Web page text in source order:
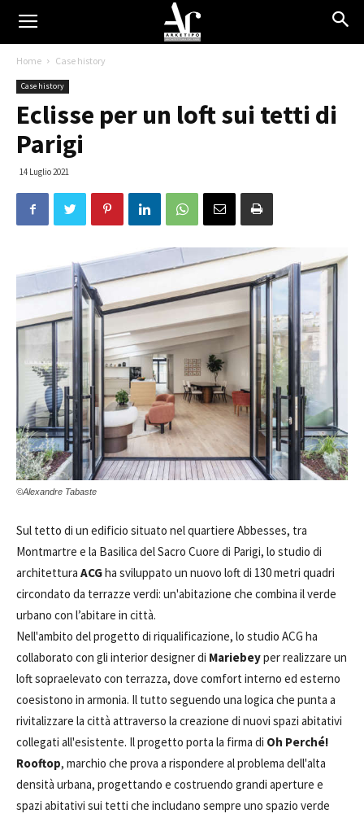
Home Case history
Case history
Eclisse per un loft sui tetti di
Parigi
14 Luglio 2021
©Alexandre Tabaste
Sul tetto di un edificio situato nel quartiere Abbesses, tra
Montmartre e la Basilica del Sacro Cuore di Parigi, lo studio di
architettura ACGha sviluppato un nuovo loft di 130 metri quadri
circondato da terrazze verdi: un'abitazione che combina il verde
urbano con l’abitare in città.
Nell'ambito del progetto di riqualificazione, lo studio ACG ha
collaborato con gli interior designer di Mariebeyper realizzare un
loft sopraelevato con terrazza, dove comfort interno ed esterno
coesistono in armonia. Il tutto seguendo una logica che punta a
rivitalizzare la città attraverso la creazione di nuovi spazi abitativi
collegati all'esistente. Il progetto porta la firma di Oh Perché!
Rooftop, marchio che prova a rispondere al problema dell'alta
densità urbana, progettando e costruendo grandi aperture e
spazi abitativi sui tetti che includano sempre uno spazio verde